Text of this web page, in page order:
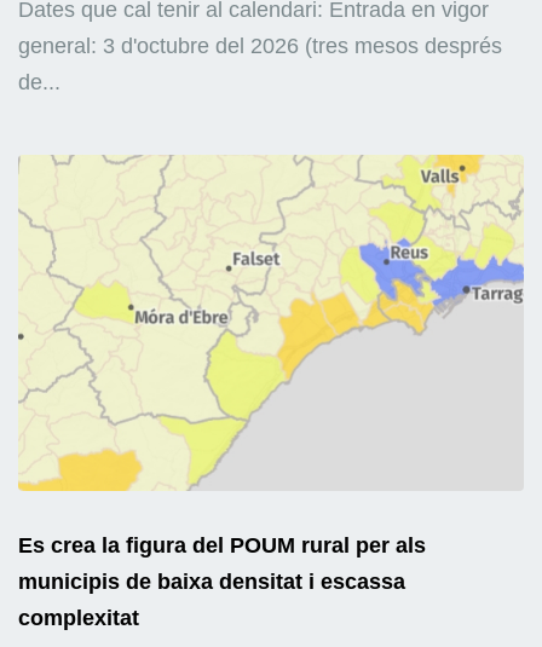
Dates que cal tenir al calendari: Entrada en vigor
general: 3 d'octubre del 2026 (tres mesos després
de...
Es crea la figura del POUM rural per als
municipis de baixa densitat i escassa
complexitat